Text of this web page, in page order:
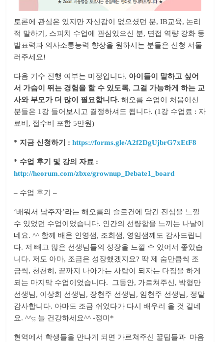
토론에 관심은 있지만 자신감이 없으셨던 분, IB교육, 논리
적 말하기, 스피치 수업에 관심있으신 분, 면접 역량 강화 등
발표력과 의사소통능력 향상을 원하시는 분들은 신청 서둘
러주세요!
다음 기수 진행 여부는 미정입니다. 아이들이 말하고 싶어
서 가슴이 뛰는 경험을 할 수 있도록, 그걸 가능하게 하는 교
사와 부모가 더 많이 필요합니다.해오름 수업이 처음이신
분들은 1강 들어보시고 결정하셔도 됩니다. (1강 수업료 : 자
료비, 접수비 포함 5만원)
* 지금 신청하기 :https://forms.gle/A2f2DgUjbrG7xEtF8
* 수업 후기 및 강의 자료 :
http://heorum.com/zbxe/grownup_Debate1_board
– 수업 후기 –
‘배워서 남주자’라는 해오름의 슬로건에 담긴 진심을 느낄
수 있었던 수업이었습니다. 인간의 선량함을 느끼는 나날이
네요. ^^ 함께 배운 인영샘, 조희샘, 영임샘께도 감사드립니
다. 저 빼고 많은 선생님들의 성장을 느낄 수 있어서 좋았습
니다. 저도 아마, 조금은 성장했겠지요? 딱 제 숨만큼씩 조
금씩, 천천히, 끝까지 나아가는 사람이 되자는 다짐을 하게
되는 마지막 수업이었습니다. 그동안, 가르쳐주신, 박형만
선생님, 이상희 선생님, 장현주 선생님, 임현주 선생님, 정말
감사합니다. 아마도 조금 쉬었다가 다시 배우러 올 것 같네
요. ^^;; 늘 건강하세요^^ -정미*
현역에서 학생들을 만나게 되면 가르쳐주신 꿀팁들과 마음